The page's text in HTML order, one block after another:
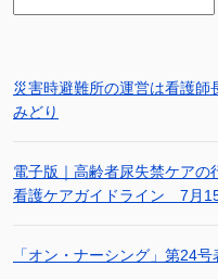
災害時避難所の運営は看護
みどり
電子版｜高齢者尿失禁ケアの
看護ケアガイドライン 7月
「オン・ナーシング」第24